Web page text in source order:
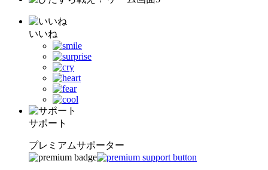
いいね
サポート
プレミアムサポーター